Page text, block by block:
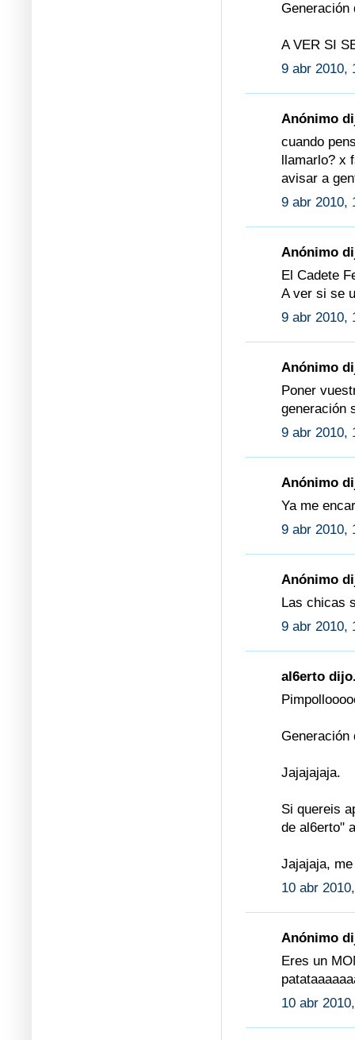
Generación
A VER SI
9 abr 2010,
Anónimo
cuando
llamarlo?
avisar a
9 abr 2010,
Anónimo
El Cadete
A ver si se
9 abr 2010,
Anónimo
Poner
generación
9 abr 2010,
Anónimo
Ya me
9 abr 2010,
Anónimo
Las chicas
9 abr 2010,
al6erto
Generación
Jajajajaja.
Si quereis
de al6erto"
Jajajaja,
10 abr
Anónimo
Eres un
10 abr